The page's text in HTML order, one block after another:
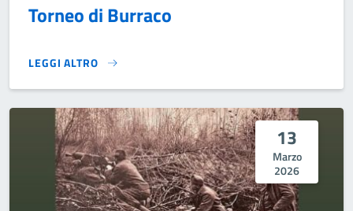
Torneo di Burraco
LEGGI ALTRO
TORNEO DI BURRACO}
13
Marzo
2026